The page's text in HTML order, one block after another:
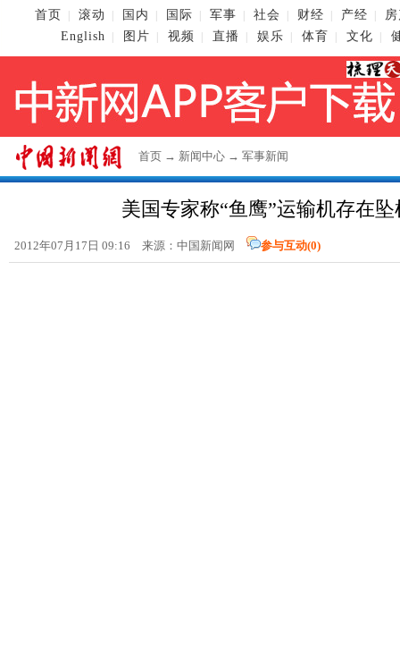
首页 滚动 国内 国际 军事 社会 财经 产经
English
图片 视频 直播 娱乐 体育 文化
首页 → 新闻中心 → 军事新闻
美国专家称“鱼鹰”运输机存在
2012年07月17日 09:16 来源： 中国新闻网 参与互动(0)